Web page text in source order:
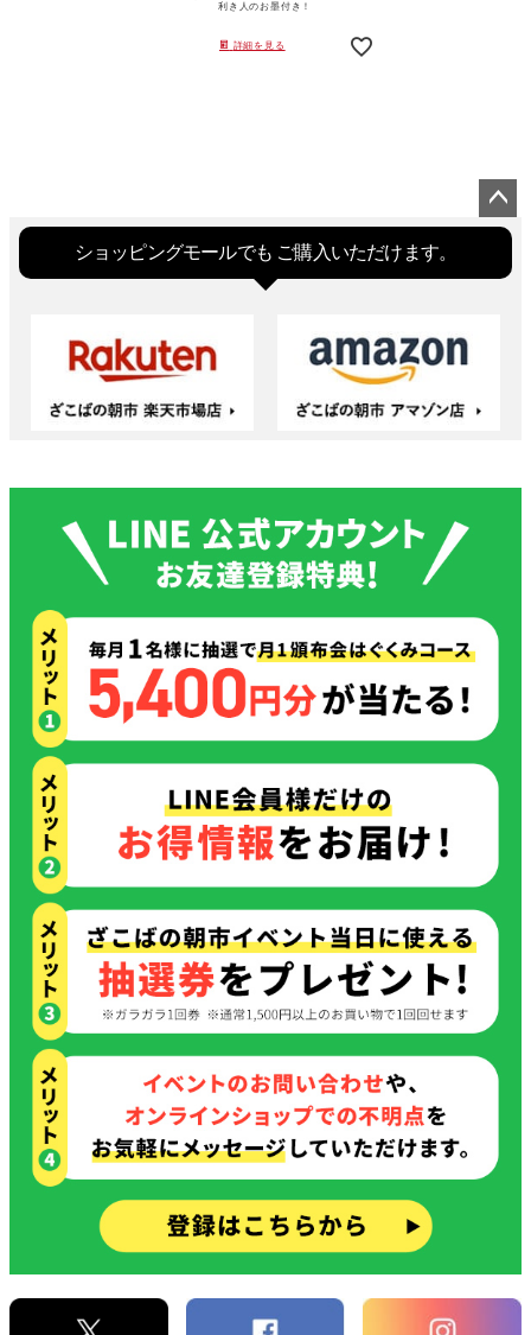
利き人のお墨付き！
詳細を見る
ページ
ショッピングモールでも ご購入いただけます。